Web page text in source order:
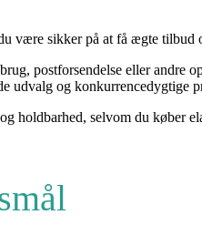
være sikker på at få ægte tilbud
postforsendelse eller andre
udvalg og konkurrencedygtige
holdbarhed, selvom du køber